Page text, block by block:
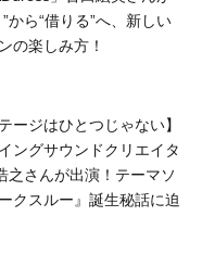
から“借りる”へ、新しい
の楽しみ方！
ージはひとつじゃない】
ングサウンドクリエイタ
之さんが出演！テーマソ
クスルー』誕生秘話に迫